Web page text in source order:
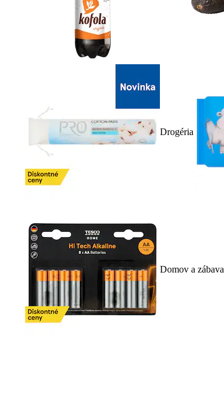
Drogéria
Domov a zábava